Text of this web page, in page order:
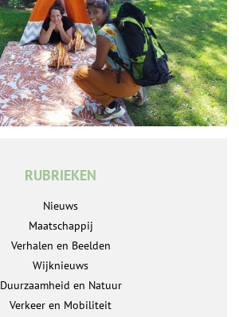
RUBRIEKEN
Nieuws
Maatschappij
Verhalen en Beelden
Wijknieuws
Duurzaamheid en Natuur
Verkeer en Mobiliteit